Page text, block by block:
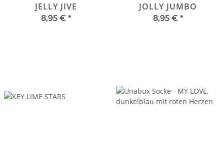
JELLY JIVE
8,95 € *
JOLLY JUMBO
8,95 € *